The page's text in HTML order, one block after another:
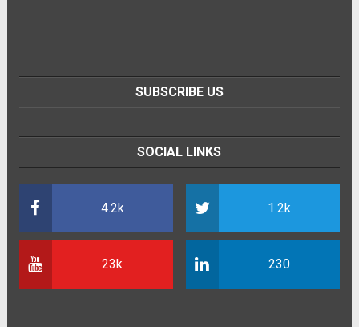
SUBSCRIBE US
SOCIAL LINKS
4.2k 1.2k
23k 230